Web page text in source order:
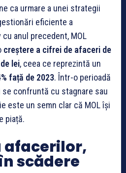
ca urmare a unei strategii
eficiente a
anul precedent, MOL
creștere a cifrei de afaceri de
lei, ceea ce reprezintă un
față de 2023. Într-o perioadă
confruntă cu stagnare sau
este un semn clar că MOL își
piață.
afacerilor,
scădere